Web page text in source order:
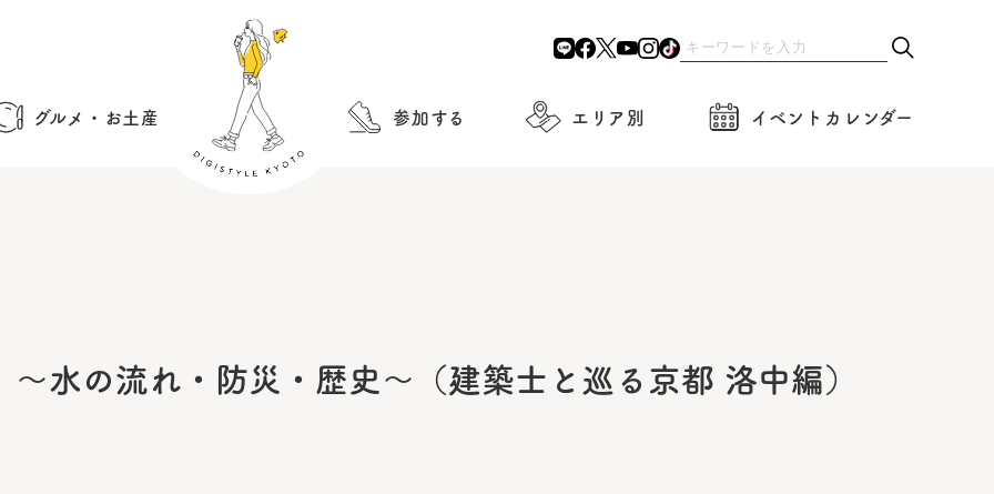
グルメ・お土産 参加する エリア別 イベントカレンダー
水の流れ・防災・歴史～（建築士と巡る京都 洛中編）